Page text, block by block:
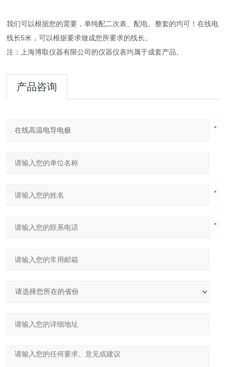
我们可以根据您的需要，单纯配二次表、配电、整套的均可！在线电
线长5米 ，可以根据要求做成您所要求的线长。
注：上海博取仪器有限公司的仪器仪表均属于成套产品。
产品咨询